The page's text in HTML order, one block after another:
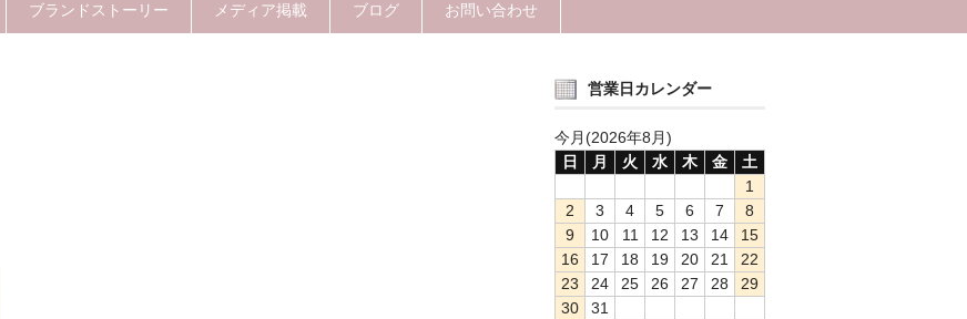
ブランドストーリー メディア掲載 ブログ お問い合わせ
営業日カレンダー
今月(2026年8月)
日
月 火 水 木 金
土
1
2
3 4 5 6 7
8
9
10 11 12 13 14
15
16
17 18 19 20 21
22
23
24 25 26 27 28
29
30
31